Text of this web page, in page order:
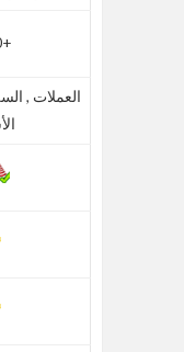
العملات ,